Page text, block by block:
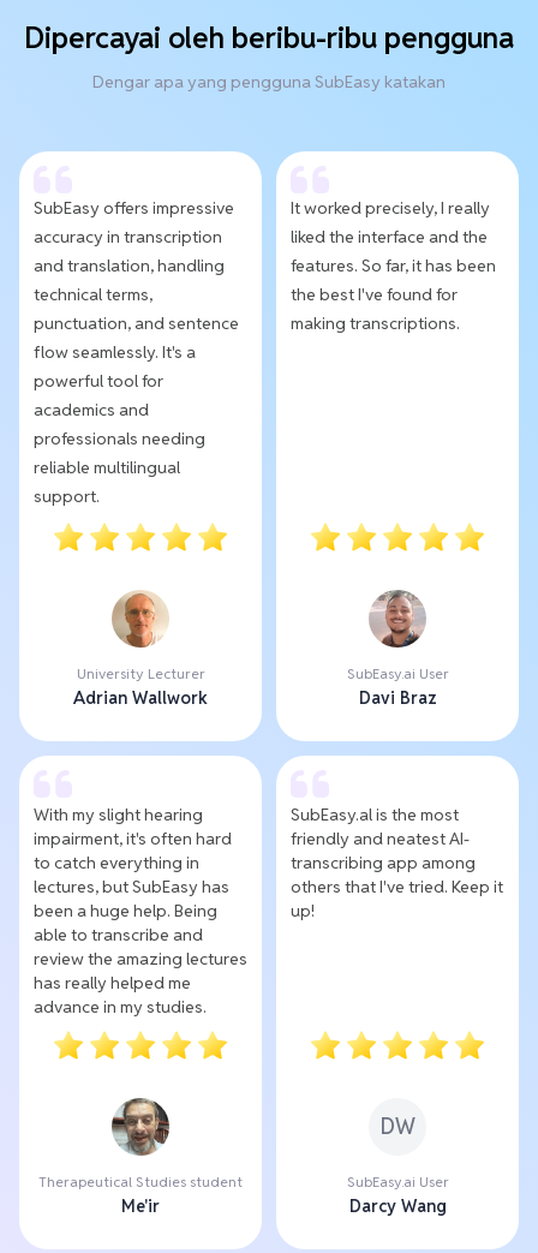
Dipercayai oleh beribu-ribu pengguna
Dengar apa yang pengguna SubEasy katakan
SubEasy offers impressive
accuracy in transcription
and translation, handling
technical terms,
punctuation, and sentence
flow seamlessly. It's a
powerful tool for
academics and
professionals needing
reliable multilingual
support.
University Lecturer
Adrian Wallwork
It worked precisely, I really
liked the interface and the
features. So far, it has been
the best I've found for
making transcriptions.
SubEasy.ai User
Davi Braz
With my slight hearing
impairment, it's often hard
to catch everything in
lectures, but SubEasy has
been a huge help. Being
able to transcribe and
review the amazing lectures
has really helped me
advance in my studies.
Therapeutical Studies student
Me'ir
SubEasy.al is the most
friendly and neatest AI-
transcribing app among
others that I've tried. Keep it
up!
DW
SubEasy.ai User
Darcy Wang